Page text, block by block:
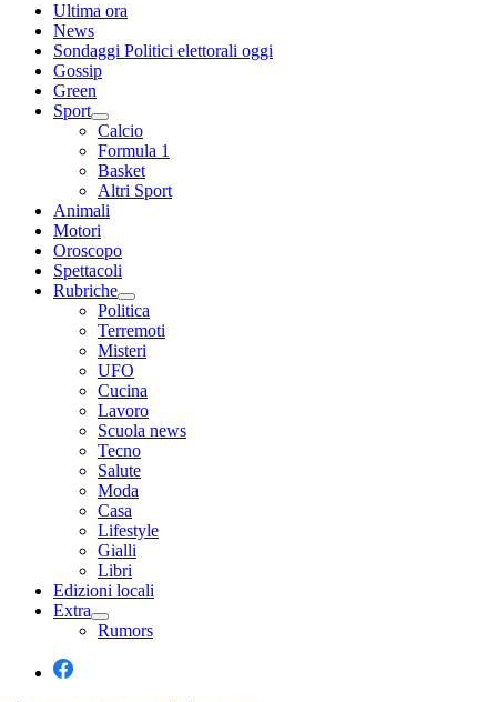
Ultima ora
News
Sondaggi Politici elettorali oggi
Gossip
Green
Sport
Calcio
Formula 1
Basket
Altri Sport
Animali
Motori
Oroscopo
Spettacoli
Rubriche
Politica
Terremoti
Misteri
UFO
Cucina
Lavoro
Scuola news
Tecno
Salute
Moda
Casa
Lifestyle
Gialli
Libri
Edizioni locali
Extra
Rumors